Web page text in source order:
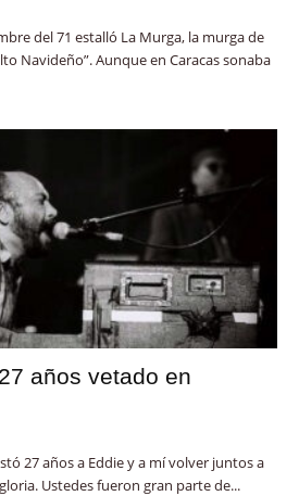
del 71 estalló La Murga, la murga de
Navideño”. Aunque en Caracas sonaba
años vetado en
27 años a Eddie y a mí volver juntos a
Ustedes fueron gran parte de...